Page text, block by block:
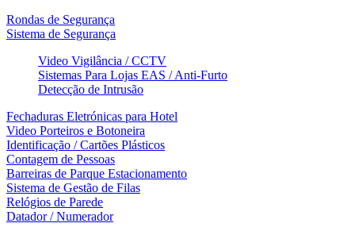
Rondas de Segurança
Sistema de Segurança
Video Vigilância / CCTV
Sistemas Para Lojas EAS / Anti-Furto
Detecção de Intrusão
Fechaduras Eletrónicas para Hotel
Video Porteiros e Botoneira
Identificação / Cartões Plásticos
Contagem de Pessoas
Barreiras de Parque Estacionamento
Sistema de Gestão de Filas
Relógios de Parede
Datador / Numerador